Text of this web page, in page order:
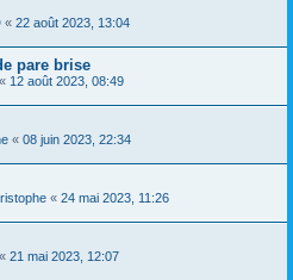
« 22 août 2023, 13:04
pare brise
« 12 août 2023, 08:49
« 08 juin 2023, 22:34
« 24 mai 2023, 11:26
« 21 mai 2023, 12:07